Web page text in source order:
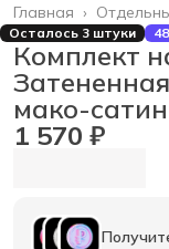
Главная ›
Осталось 3 штуки
Комплект
мако-сатин
1 570 ₽